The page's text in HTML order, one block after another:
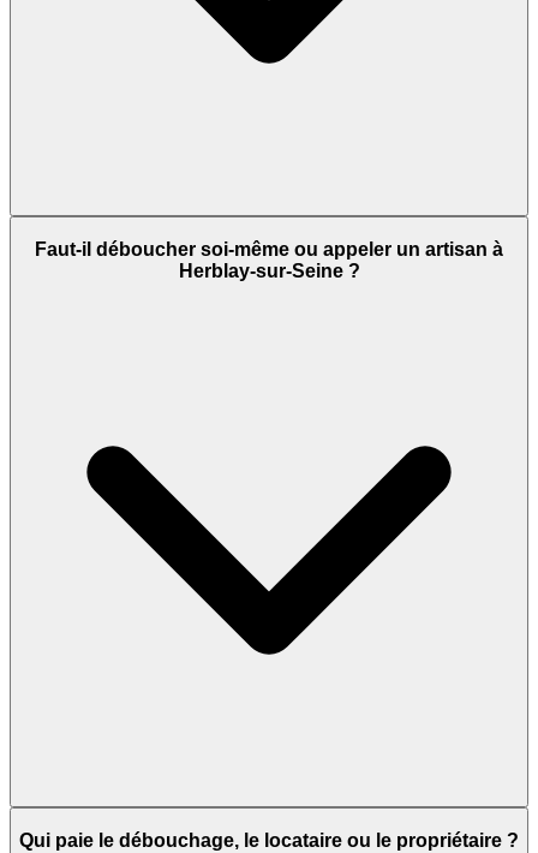
Faut-il déboucher soi-même ou appeler un artisan à
Herblay-sur-Seine ?
Qui paie le débouchage, le locataire ou le propriétaire ?